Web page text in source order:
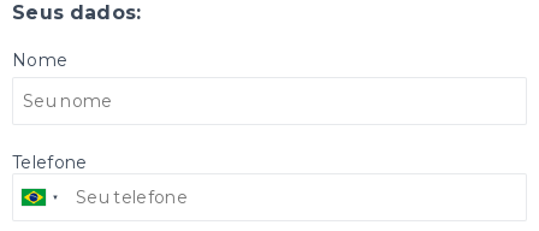
Seus dados:
Nome
Telefone